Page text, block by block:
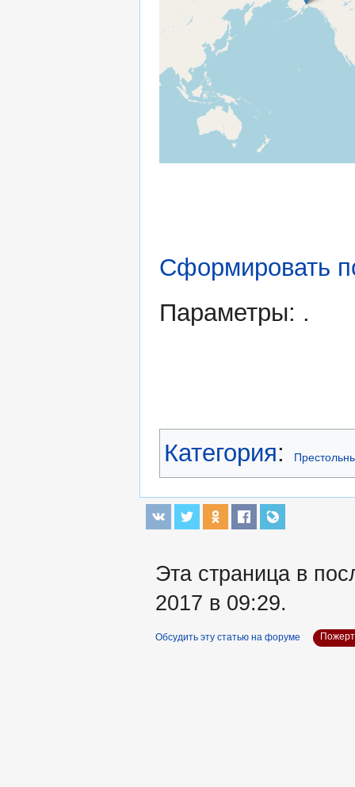
Сформировать
Параметры: .
Категория:
Эта страница в
2017 в 09:29.
Обсудить эту статью на форуме